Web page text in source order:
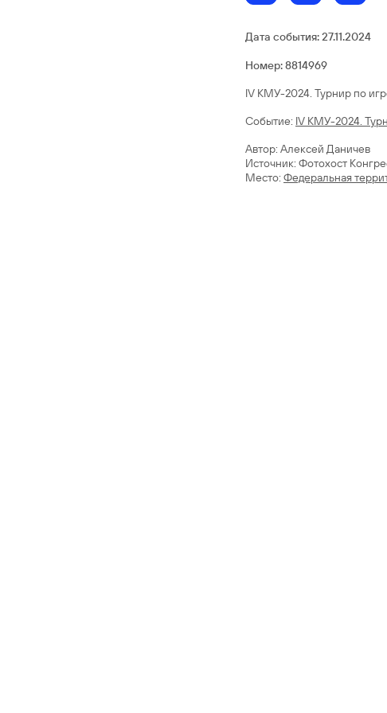
Дата события:27.11.2024
Номер: 8814969
IV КМУ-2024. Турнир по
Cобытие: IV КМУ-2024.
Автор: Алексей Даничев
Источник: Фотохост
Место: Федеральная